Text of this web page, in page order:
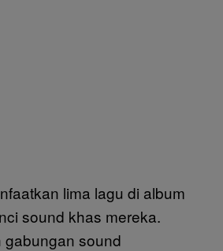
lima lagu di album
sound khas mereka.
sound